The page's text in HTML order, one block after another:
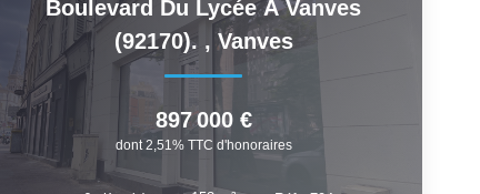
Boulevard Du Lycée À Vanves
(92170). , Vanves
897 000 €
dont 2,51% TTC d'honoraires